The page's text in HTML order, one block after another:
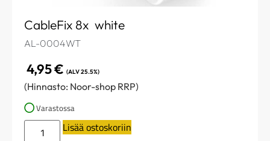
CableFix 8x white
AL-0004WT
4,95€ (ALV 25.5%)
(Hinnasto: Noor-shop RRP)
Varastossa
Lisää ostoskoriin